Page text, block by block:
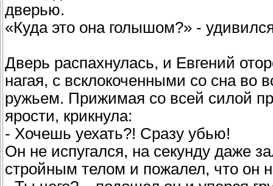
дверью.
«Куда это она голышом?» -
Дверь распахнулась, и Евгений
нагая, с всклокоченными со сна во
ружьем. Прижимая со всей силой
ярости, крикнула:
- Хочешь уехать?! Сразу убью!
Он не испугался, на секунду даже
стройным телом и пожалел, что он